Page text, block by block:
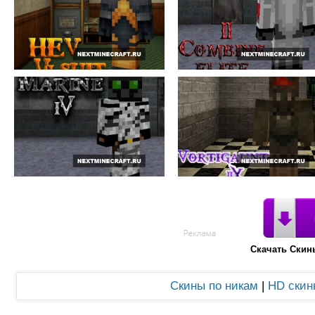
Скачать
Скины по никам | HD